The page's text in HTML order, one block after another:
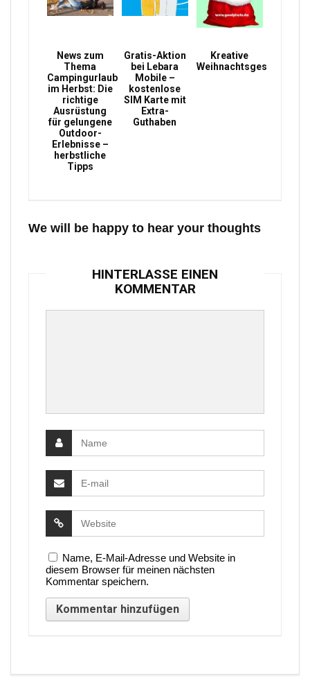
News zum
Thema
Campingurlaub
im Herbst: Die
richtige
Ausrüstung
für gelungene
Outdoor-
Erlebnisse –
herbstliche
Tipps
Gratis-Aktion
bei Lebara
Mobile –
kostenlose
SIM Karte mit
Extra-
Guthaben
Kreative
Weihnachtsgeschenke
We will be happy to hear your thoughts
HINTERLASSE EINEN
KOMMENTAR
Name, E-Mail-Adresse und Website in
diesem Browser für meinen nächsten
Kommentar speichern.